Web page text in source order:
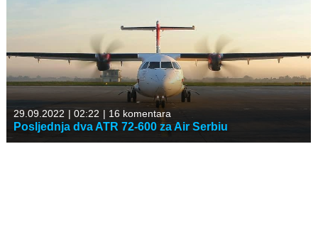
29.09.2022 | 02:22 | 16 komentara
Posljednja dva ATR 72-600 za Air Serbiu